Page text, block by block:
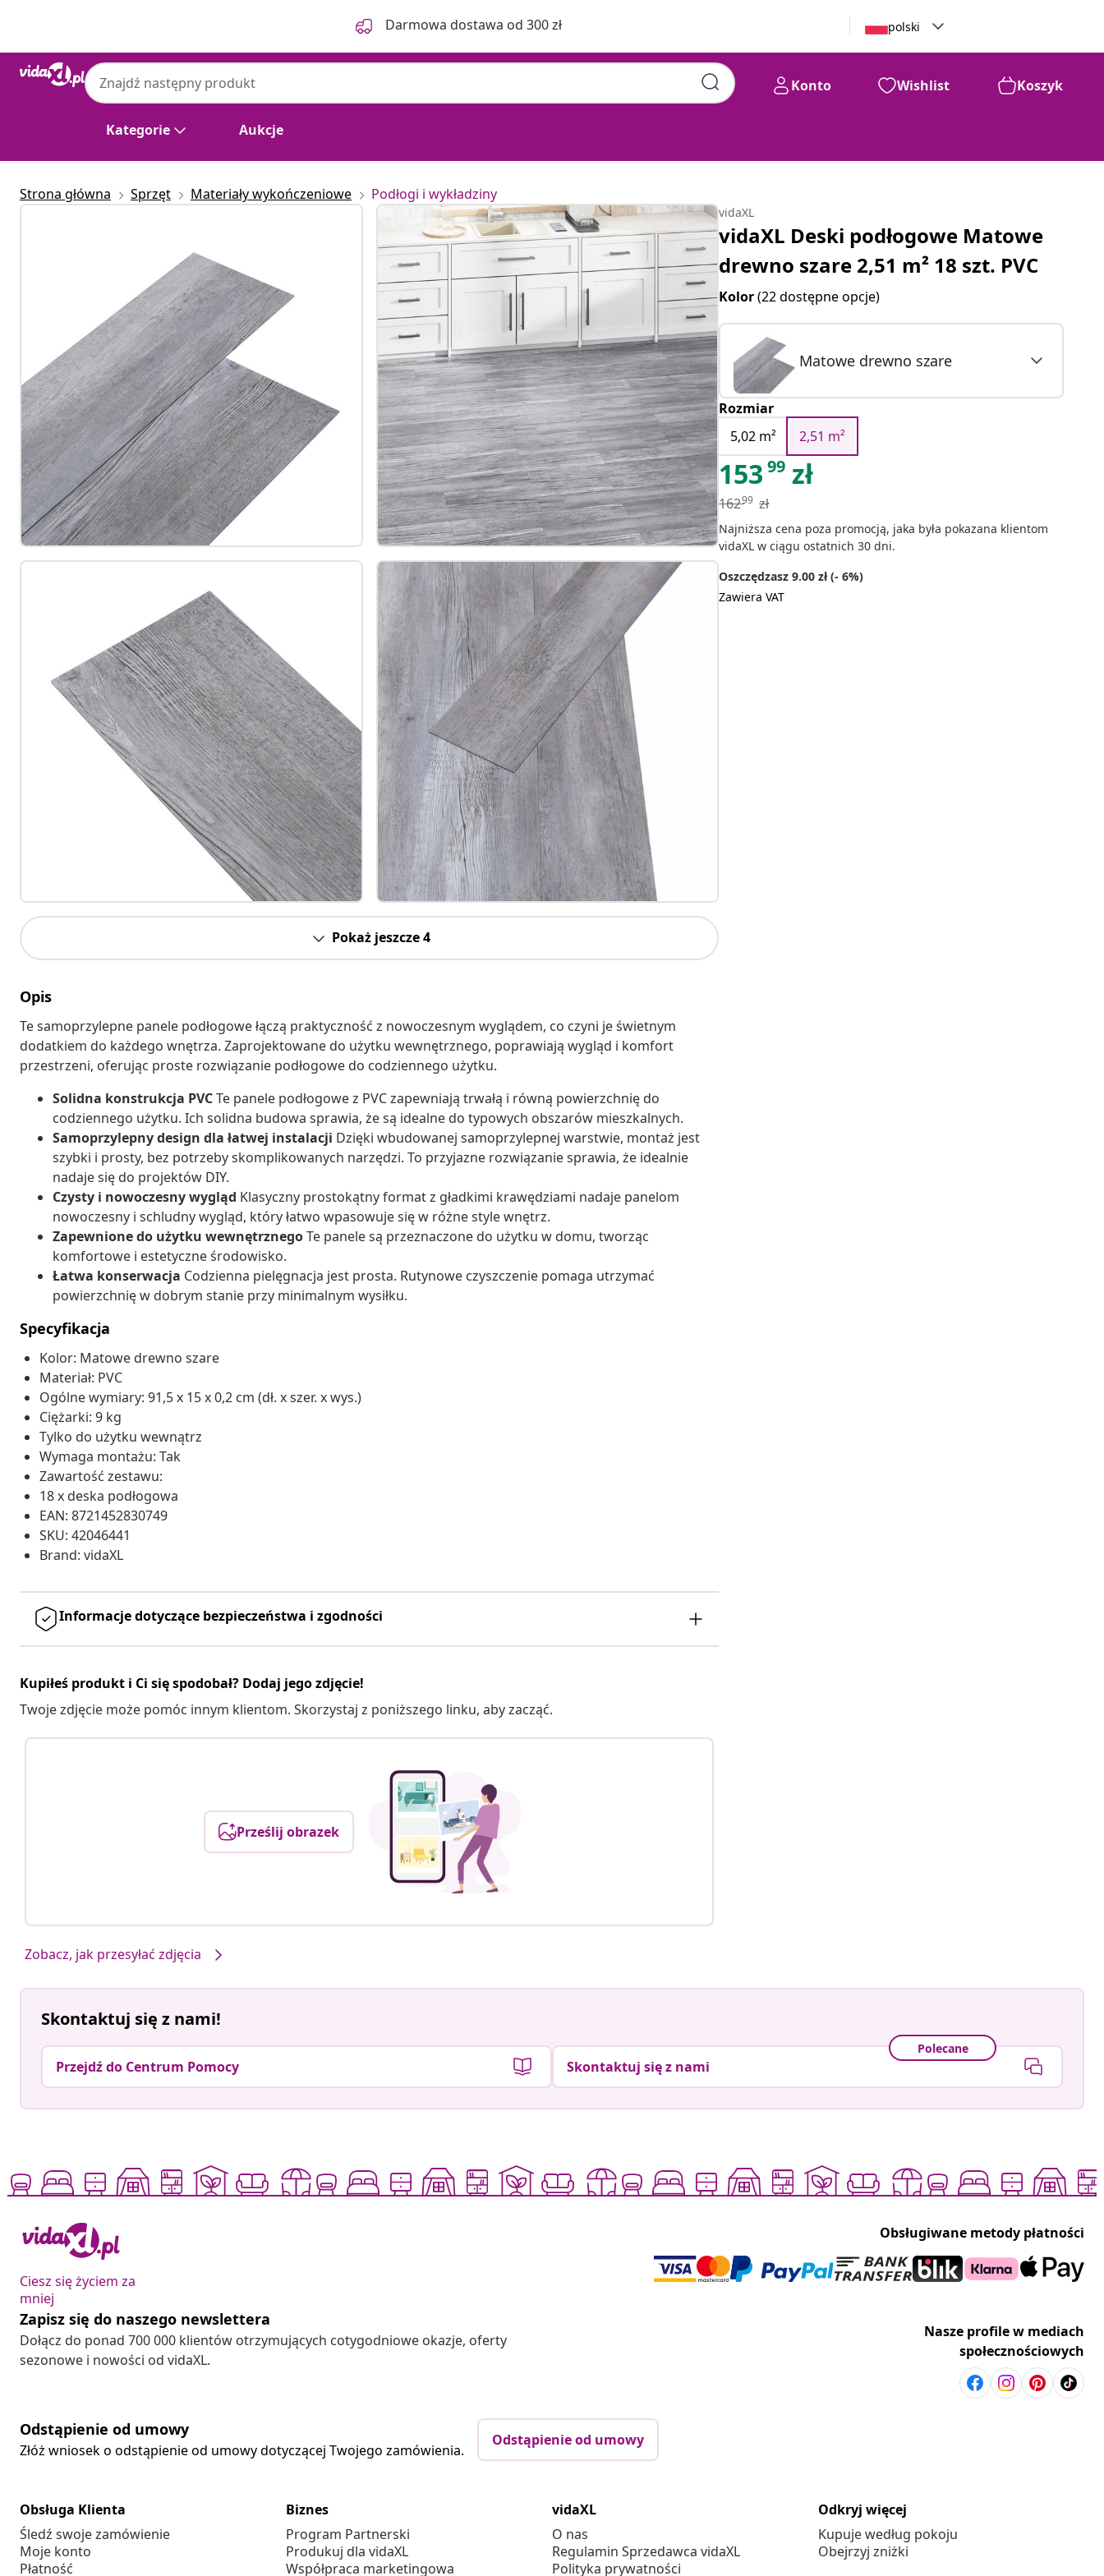
Darmowa dostawa od 300 zł polski
Kategorie Aukcje
Konto Wishlist Koszyk
Strona główna Sprzęt Materiały wykończeniowe Podłogi i wykładziny
Pokaż jeszcze 4
Opis
Te samoprzylepne panele podłogowe łączą praktyczność z nowoczesnym wyglądem, co czyni je świetnym
dodatkiem do każdego wnętrza. Zaprojektowane do użytku wewnętrznego, poprawiają wygląd i komfort
przestrzeni, oferując proste rozwiązanie podłogowe do codziennego użytku.
Solidna konstrukcja PVCTe panele podłogowe z PVC zapewniają trwałą i równą powierzchnię do
codziennego użytku. Ich solidna budowa sprawia, że są idealne do typowych obszarów mieszkalnych.
Samoprzylepny design dla łatwej instalacji Dzięki wbudowanej samoprzylepnej warstwie, montaż jest
szybki i prosty, bez potrzeby skomplikowanych narzędzi. To przyjazne rozwiązanie sprawia, że idealnie
nadaje się do projektów DIY.
Czysty i nowoczesny wygląd Klasyczny prostokątny format z gładkimi krawędziami nadaje panelom
nowoczesny i schludny wygląd, który łatwo wpasowuje się w różne style wnętrz.
Zapewnione do użytku wewnętrznegoTe panele są przeznaczone do użytku w domu, tworząc
komfortowe i estetyczne środowisko.
Łatwa konserwacja Codzienna pielęgnacja jest prosta. Rutynowe czyszczenie pomaga utrzymać
powierzchnię w dobrym stanie przy minimalnym wysiłku.
Specyfikacja
Kolor: Matowe drewno szare
Materiał: PVC
Ogólne wymiary: 91,5 x 15 x 0,2 cm (dł. x szer. x wys.)
Ciężarki: 9 kg
Tylko do użytku wewnątrz
Wymaga montażu: Tak
Zawartość zestawu:
18 x deska podłogowa
EAN: 8721452830749
SKU: 42046441
Brand: vidaXL
Informacje dotyczące bezpieczeństwa i zgodności
Kupiłeś produkt i Ci się spodobał? Dodaj jego zdjęcie!
Twoje zdjęcie może pomóc innym klientom. Skorzystaj z poniższego linku, aby zacząć.
Prześlij obrazek
Zobacz, jak przesyłać zdjęcia
vidaXL
vidaXL Deski podłogowe Matowe
drewno szare 2,51 m² 18 szt. PVC
Kolor(22 dostępne opcje)
Matowe drewno szare
Rozmiar
5,02 m²
2,51 m²
153 99 zł
16299 zł
Najniższa cena poza promocją, jaka była pokazana klientom
vidaXL w ciągu ostatnich 30 dni.
Oszczędzasz 9.00 zł (- 6%)
Zawiera VAT
Skontaktuj się z nami!
Przejdź do Centrum Pomocy
Polecane
Skontaktuj się z nami
Ciesz się życiem za
mniej
Obsługiwane metody płatności
Zapisz się do naszego newslettera
Dołącz do ponad 700 000 klientów otrzymujących cotygodniowe okazje, oferty
sezonowe i nowości od vidaXL.
Nasze profile w mediach
społecznościowych
Odstąpienie od umowy
Złóż wniosek o odstąpienie od umowy dotyczącej Twojego zamówienia.
Odstąpienie od umowy
Obsługa Klienta
Śledź swoje zamówienie
Moje konto
Płatność
Biznes
Program Partnerski
Produkuj dla vidaXL
Współpraca marketingowa
vidaXL
O nas
Regulamin Sprzedawca vidaXL
Polityka prywatności
Odkryj więcej
Kupuje według pokoju
Obejrzyj zniżki